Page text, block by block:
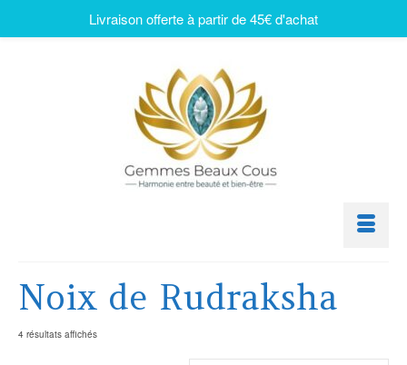
Noix de Rudraksha
4 résultats affichés
Livraison offerte à partir de 45€ d'achat